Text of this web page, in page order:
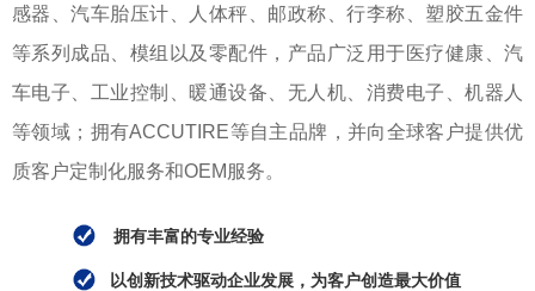
拥有丰富的专业经验
以创新技术驱动企业发展，为客户创造最大价值
感器、汽车胎压计、人体秤、邮政称、行李称、塑胶五金件
等系列成品、模组以及零配件，产品广泛用于医疗健康、汽
车电子、工业控制、暖通设备、无人机、消费电子、机器人
等领域；拥有ACCUTIRE等自主品牌，并向全球客户提供优
质客户定制化服务和OEM服务。